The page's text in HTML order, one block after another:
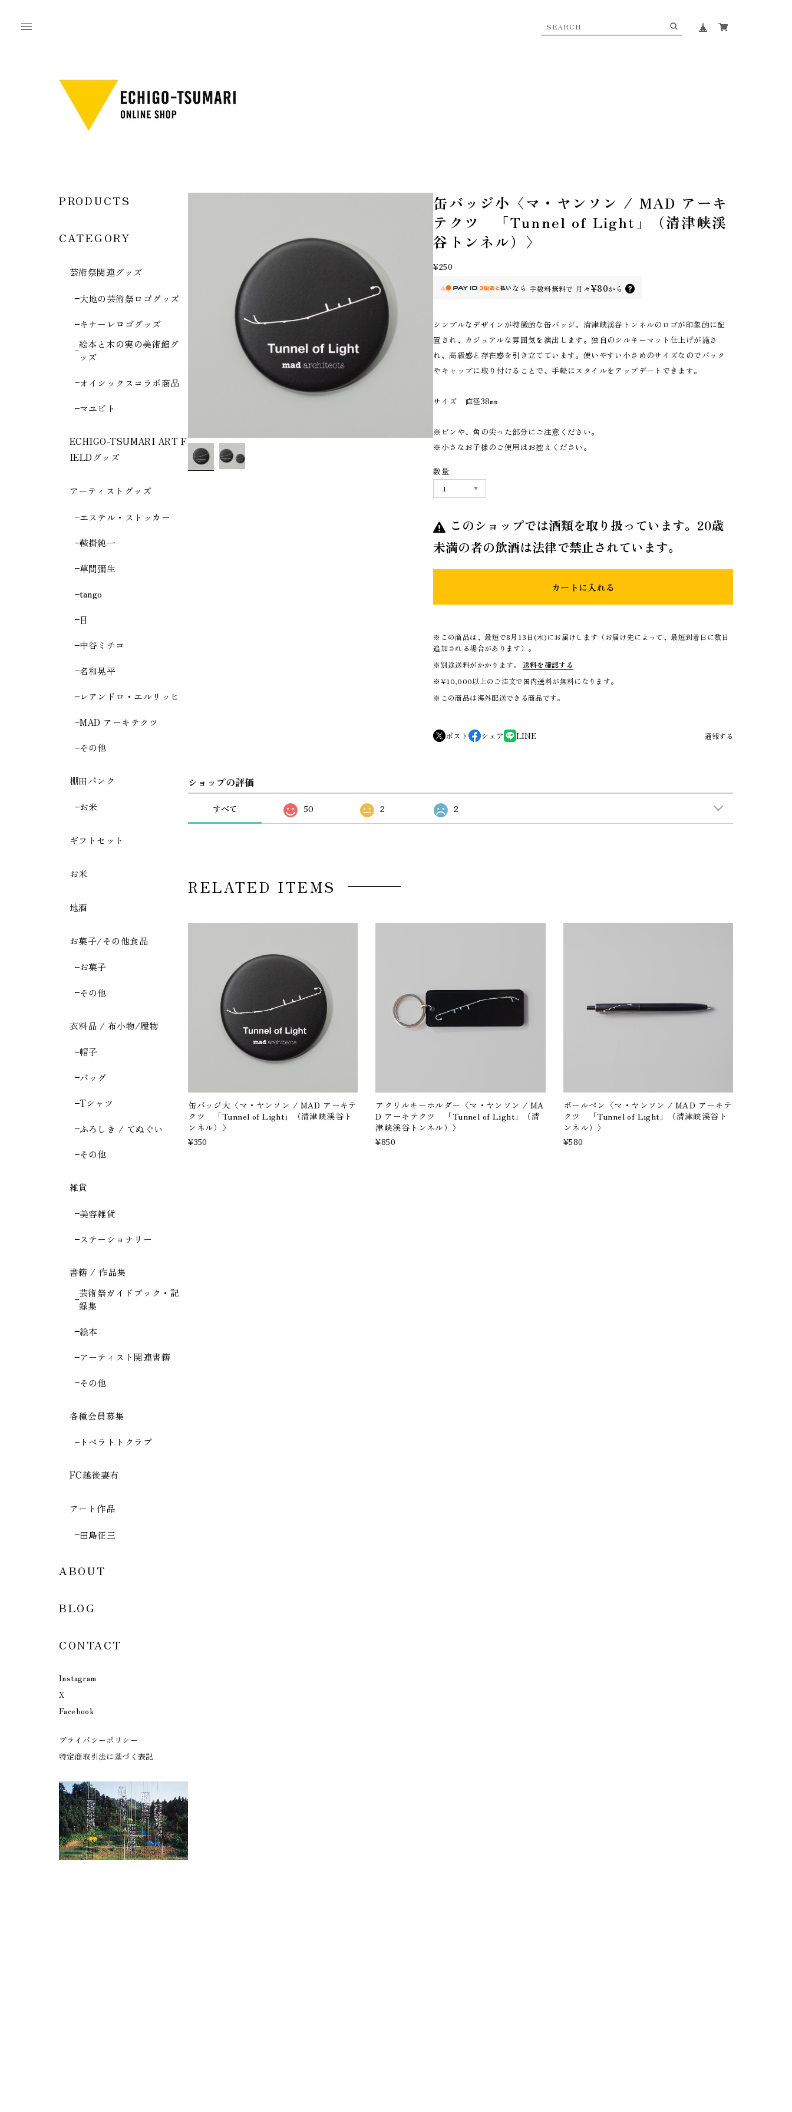
PRODUCTS
CATEGORY
芸術祭関連グッズ
大地の芸術祭ロゴグッズ
キナーレロゴグッズ
絵本と木の実の美術館グ
ッズ
オイシックスコラボ商品
マユビト
ECHIGO-TSUMARI ART F
IELDグッズ
アーティストグッズ
エステル・ストッカー
鞍掛純一
草間彌生
tango
目
中谷ミチコ
名和晃平
レアンドロ・エルリッヒ
MAD アーキテクツ
その他
棚田バンク
お米
ギフトセット
お米
地酒
お菓子/その他食品
お菓子
その他
衣料品 / 布小物/履物
帽子
バッグ
Tシャツ
ふろしき / てぬぐい
その他
雑貨
美容雑貨
ステーショナリー
書籍 / 作品集
芸術祭ガイドブック・記
録集
絵本
アーティスト関連書籍
その他
各種会員募集
トペラトトクラブ
FC越後妻有
アート作品
田島征三
ABOUT
BLOG
CONTACT
Instagram
X
Facebook
プライバシーポリシー
特定商取引法に基づく表記
缶バッジ小〈マ・ヤンソン / MAD アーキ
テクツ 「Tunnel of Light」（清津峡渓
谷トンネル）〉
¥250
なら 手数料無料で 月々¥80から
シンプルなデザインが特徴的な缶バッジ。清津峡渓谷トンネルのロゴが印象的に配
置され、カジュアルな雰囲気を演出します。独自のシルキーマット仕上げが施さ
れ、高級感と存在感を引き立てています。使いやすい小さめのサイズなのでバック
やキャップに取り付けることで、手軽にスタイルをアップデートできます。
サイズ 直径38㎜
※ピンや、角の尖った部分にご注意ください。
※小さなお子様のご使用はお控えください。
数量
このショップでは酒類を取り扱っています。20歳
未満の者の飲酒は法律で禁止されています。
カートに入れる
※この商品は、最短で8月13日(木)にお届けします（お届け先によって、最短到着日に数日
追加される場合があります）。
※別途送料がかかります。
送料を確認する
※¥10,000以上のご注文で国内送料が無料になります。
※この商品は海外配送できる商品です。
ポスト シェア LINE 通報する
ショップの評価
すべて 50 2 2
RELATED ITEMS
缶バッジ大〈マ・ヤンソン / MAD アーキテ
クツ 「Tunnel of Light」（清津峡渓谷ト
ンネル）〉
¥350
アクリルキーホルダー〈マ・ヤンソン / MA
D アーキテクツ 「Tunnel of Light」（清
津峡渓谷トンネル）〉
¥850
ボールペン〈マ・ヤンソン / MAD アーキテ
クツ 「Tunnel of Light」（清津峡渓谷ト
ンネル）〉
¥580